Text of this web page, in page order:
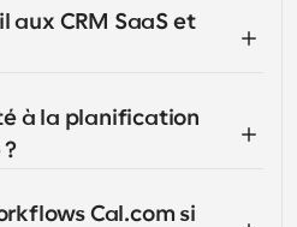
aux CRM SaaS et
à la planification
?
Cal.com si